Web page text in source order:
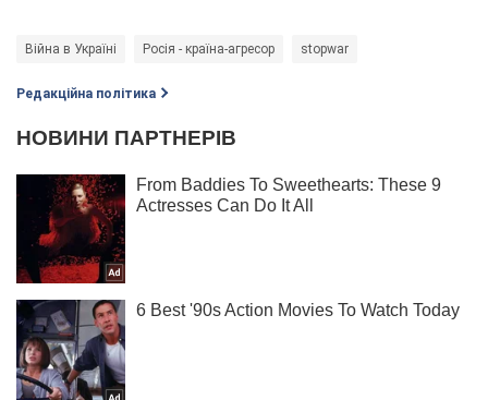
Війна в Україні Росія - країна-агресор stopwar
Редакційна політика